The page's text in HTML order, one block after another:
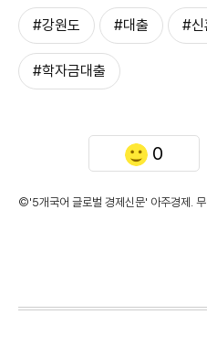
#강원도 #대출 #신
#학자금대출
0
©'5개국어 글로벌 경제신문' 아주경제. 무